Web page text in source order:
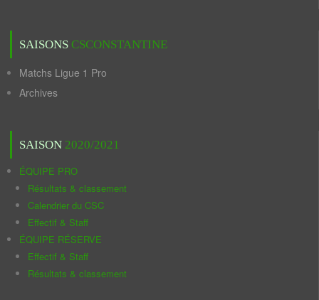
SAISONS CSCONSTANTINE
Matchs Ligue 1 Pro
Archives
SAISON 2020/2021
ÉQUIPE PRO
Résultats & classement
Calendrier du CSC
Effectif & Staff
ÉQUIPE RÉSERVE
Effectif & Staff
Résultats & classement